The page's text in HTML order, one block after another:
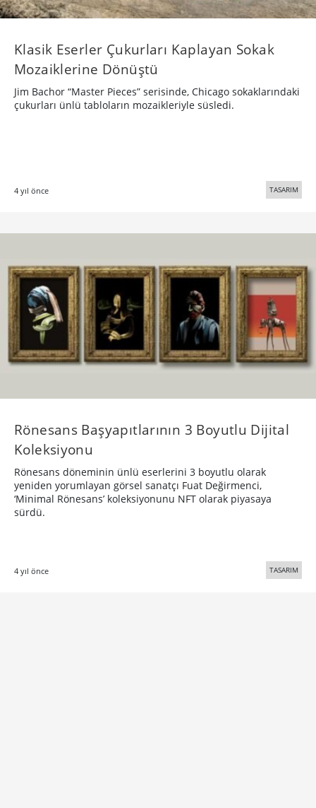
Klasik Eserler Çukurları Kaplayan Sokak
Mozaiklerine Dönüştü
Jim Bachor “Master Pieces” serisinde, Chicago sokaklarındaki
çukurları ünlü tabloların mozaikleriyle süsledi.
4 yıl önce TASARIM
Rönesans Başyapıtlarının 3 Boyutlu Dijital
Koleksiyonu
Rönesans döneminin ünlü eserlerini 3 boyutlu olarak
yeniden yorumlayan görsel sanatçı Fuat Değirmenci,
‘Minimal Rönesans’ koleksiyonunu NFT olarak piyasaya
sürdü.
4 yıl önce TASARIM